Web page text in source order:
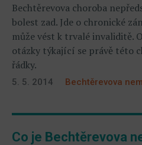
Bechtěrevova choroba
bolest zad. Jde o chronické
může vést k trvalé invaliditě.
otázky týkající se právě této
řádky.
5. 5. 2014 Bechtěrevova
Co je Bechtěrevova